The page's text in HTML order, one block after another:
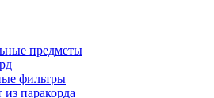
предметы
фильтры
из паракорда